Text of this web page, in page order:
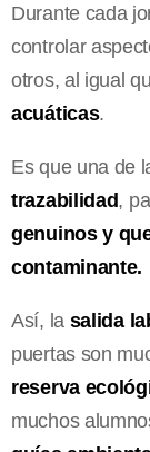
Durante cada
controlar
otros, al igual
acuáticas.
Es que una de
trazabilidad,
genuinos y
contaminante.
Así, la salida
puertas son
reserva
muchos